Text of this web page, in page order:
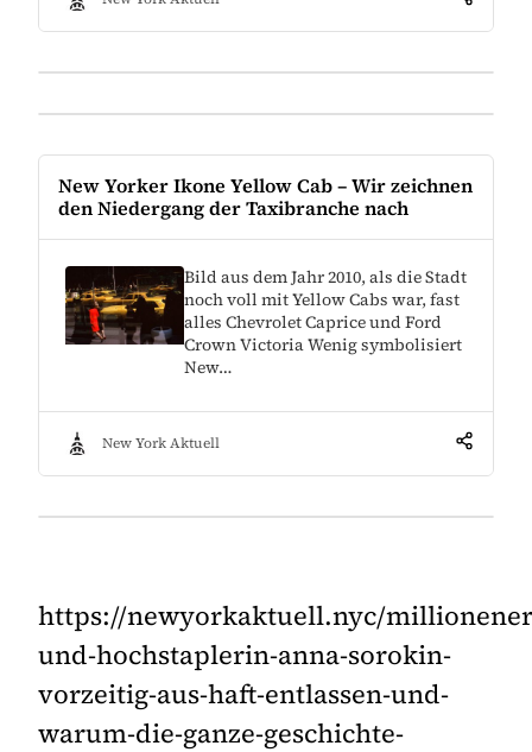
New Yorker Ikone Yellow Cab – Wir zeichnen
den Niedergang der Taxibranche nach
Bild aus dem Jahr 2010, als die Stadt
noch voll mit Yellow Cabs war, fast
alles Chevrolet Caprice und Ford
Crown Victoria Wenig symbolisiert
New…
New York Aktuell
https://newyorkaktuell.nyc/
und-hochstaplerin-anna-sorokin-
vorzeitig-aus-haft-entlassen-und-
warum-die-ganze-geschichte-